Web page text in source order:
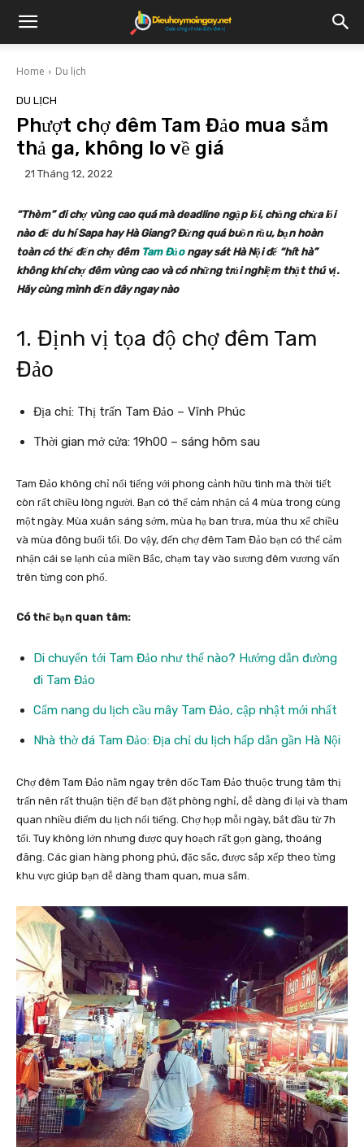
Home Du lịch
DU LỊCH
Phượt chợ đêm Tam Đảo mua sắm
thả ga, không lo về giá
21 Tháng 12, 2022
“Thèm” đi chợ vùng cao quá mà deadline ngập lối, chẳng chừa lối
nào để du hí Sapa hay Hà Giang? Đừng quá buồn rầu, bạn hoàn
toàn có thể đến chợ đêm Tam Đảongay sát Hà Nội để “hít hà”
không khí chợ đêm vùng cao và có những trải nghiệm thật thú vị.
Hãy cùng mình đến đây ngay nào
1. Định vị tọa độ chợ đêm Tam
Đảo
Địa chỉ: Thị trấn Tam Đảo – Vĩnh Phúc
Thời gian mở cửa: 19h00 – sáng hôm sau
Tam Đảo không chỉ nổi tiếng với phong cảnh hữu tình mà thời tiết
còn rất chiều lòng người. Bạn có thể cảm nhận cả 4 mùa trong cùng
một ngày. Mùa xuân sáng sớm, mùa hạ ban trưa, mùa thu xế chiều
và mùa đông buổi tối. Do vậy, đến chợ đêm Tam Đảo bạn có thể cảm
nhận cái se lạnh của miền Bắc, chạm tay vào sương đêm vương vấn
trên từng con phố.
Có thể bạn quan tâm:
Di chuyển tới Tam Đảo như thế nào? Hướng dẫn đường
đi Tam Đảo
Cẩm nang du lịch cầu mây Tam Đảo, cập nhật mới nhất
Nhà thờ đá Tam Đảo: Địa chỉ du lịch hấp dẫn gần Hà Nội
Chợ đêm Tam Đảo nằm ngay trên dốc Tam Đảo thuộc trung tâm thị
trấn nên rất thuận tiện để bạn đặt phòng nghỉ, dễ dàng đi lại và tham
quan nhiều điểm du lịch nổi tiếng. Chợ họp mỗi ngày, bắt đầu từ 7h
tối. Tuy không lớn nhưng được quy hoạch rất gọn gàng, thoáng
đãng. Các gian hàng phong phú, đặc sắc, được sắp xếp theo từng
khu vực giúp bạn dễ dàng tham quan, mua sắm.